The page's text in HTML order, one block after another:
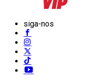
siga-nos